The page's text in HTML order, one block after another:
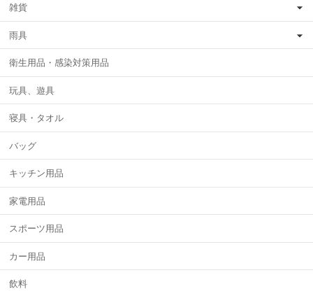
雑貨
雨具
衛生用品・感染対策用品
玩具、遊具
寝具・タオル
バッグ
キッチン用品
家電用品
スポーツ用品
カー用品
飲料